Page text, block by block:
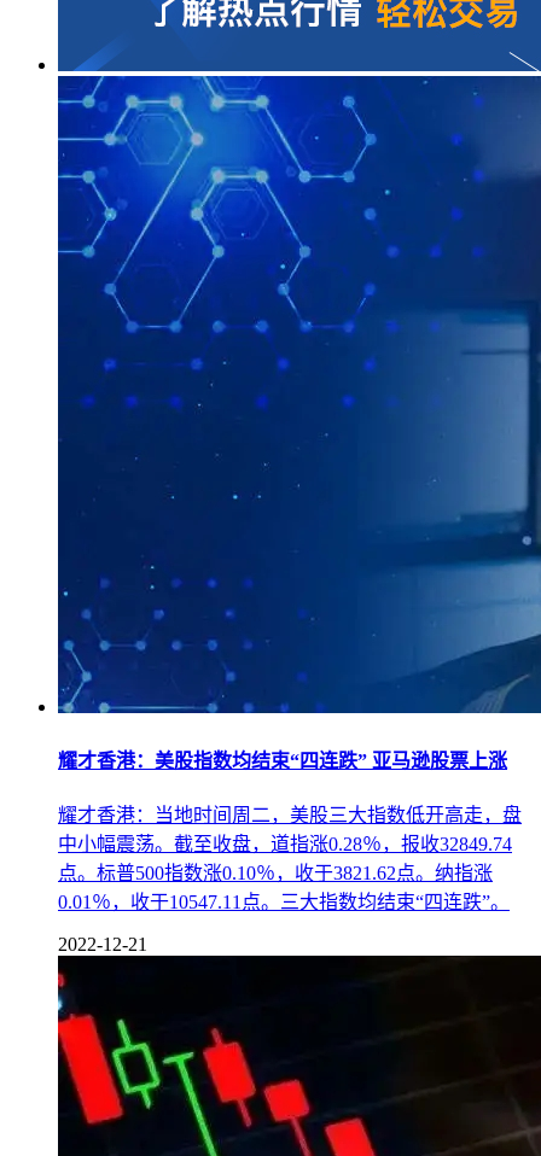
耀才香港：美股指数均结束“四连跌” 亚马逊股票上涨
耀才香港：当地时间周二，美股三大指数低开高走，盘
中小幅震荡。截至收盘，道指涨0.28％，报收32849.74
点。标普500指数涨0.10％，收于3821.62点。纳指涨
0.01％，收于10547.11点。三大指数均结束“四连跌”。
2022-12-21